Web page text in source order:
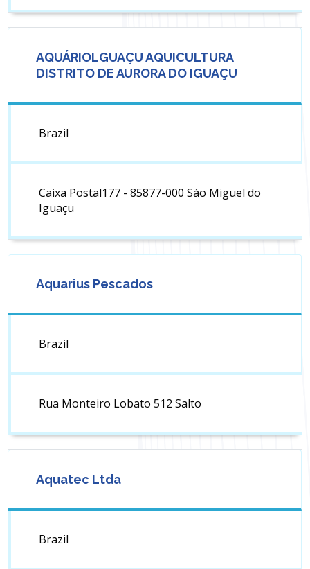
AQUÁRIOLGUAÇU AQUICULTURA
DISTRITO DE AURORA DO IGUAÇU
Brazil
Caixa Postal177 - 85877-000 Sáo Miguel do
Iguaçu
Aquarius Pescados
Brazil
Rua Monteiro Lobato 512 Salto
Aquatec Ltda
Brazil